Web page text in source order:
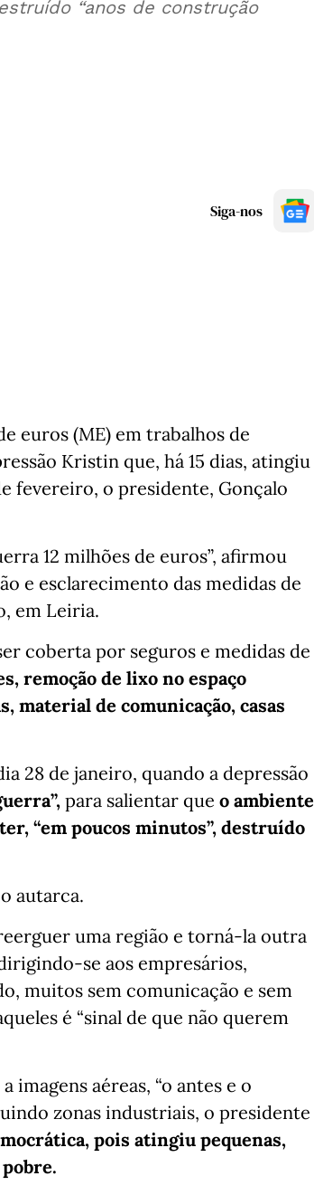
“anos de construção
Siga-nos
euros (ME) em trabalhos de
Kristin que, há 15 dias, atingiu
fevereiro, o presidente, Gonçalo
12 milhões de euros”, afirmou
e esclarecimento das medidas de
em Leiria.
coberta por seguros e medidas de
remoção de lixo no espaço
material de comunicação, casas
28 de janeiro, quando a depressão
para salientar que o ambiente
“em poucos minutos”, destruído
autarca.
uma região e torná-la outra
se aos empresários,
muitos sem comunicação e sem
é “sinal de que não querem
imagens aéreas, “o antes e o
zonas industriais, o presidente
pois atingiu pequenas,